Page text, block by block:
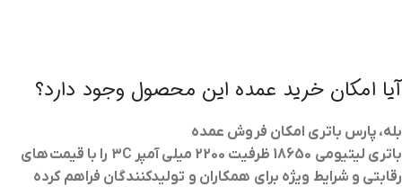
آیا امکان خرید عمده این محصول وجود دارد؟
بله، پارس باتری امکان فروش عمده
باتری لیتیومی 18650 ظرفیت 2200 میلی آمپر 3C
را با قیمت‌های
رقابتی و شرایط ویژه برای همکاران و تولیدکنندگان فراهم کرده